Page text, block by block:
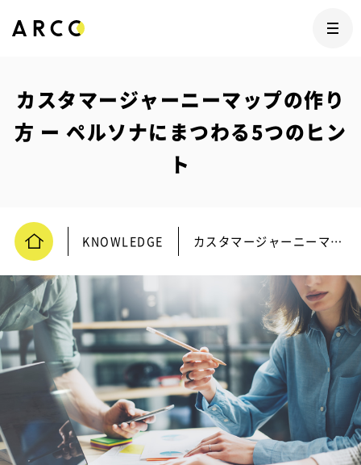
カスタマージャーニーマップの作り
方 ー ペルソナにまつわる5つのヒン
ト
KNOWLEDGE カスタマージャーニーマップの作り方 ー ペルソナにまつわる5つのヒント